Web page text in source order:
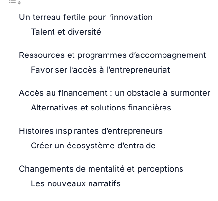
Un terreau fertile pour l’innovation
Talent et diversité
Ressources et programmes d’accompagnement
Favoriser l’accès à l’entrepreneuriat
Accès au financement : un obstacle à surmonter
Alternatives et solutions financières
Histoires inspirantes d’entrepreneurs
Créer un écosystème d’entraide
Changements de mentalité et perceptions
Les nouveaux narratifs